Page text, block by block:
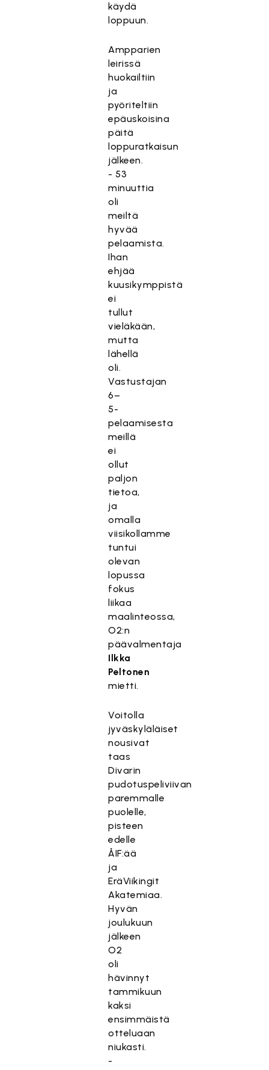
käydä
loppuun.
Ampparien
leirissä
huokailtiin
ja
pyöriteltiin
epäuskoisina
päitä
loppuratkaisun
jälkeen.
- 53
minuuttia
oli
meiltä
hyvää
pelaamista.
Ihan
ehjää
kuusikymppistä
ei
tullut
vieläkään,
mutta
lähellä
oli.
Vastustajan
6–
5-
pelaamisesta
meillä
ei
ollut
paljon
tietoa,
ja
omalla
viisikollamme
tuntui
olevan
lopussa
fokus
liikaa
maalinteossa,
O2:n
päävalmentaja
Ilkka
Peltonen
mietti.
Voitolla
jyväskyläläiset
nousivat
taas
Divarin
pudotuspeliviivan
paremmalle
puolelle,
pisteen
edelle
ÅIF:ää
ja
EräViikingit
Akatemiaa.
Hyvän
joulukuun
jälkeen
O2
oli
hävinnyt
tammikuun
kaksi
ensimmäistä
otteluaan
niukasti.
-